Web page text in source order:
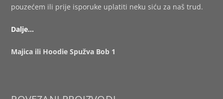
pouzećem ili prije isporuke uplatiti neku siću za naš trud.
Dalje…
Majica ili Hoodie Spužva Bob 1